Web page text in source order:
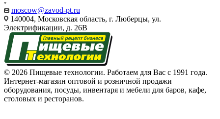
moscow@zavod-pt.ru
140004, Московская область, г. Люберцы, ул.
Электрификации, д. 26В
© 2026 Пищевые технологии. Работаем для Вас с 1991 года.
Интернет-магазин оптовой и розничной продажи
оборудования, посуды, инвентаря и мебели для баров, кафе,
столовых и ресторанов.